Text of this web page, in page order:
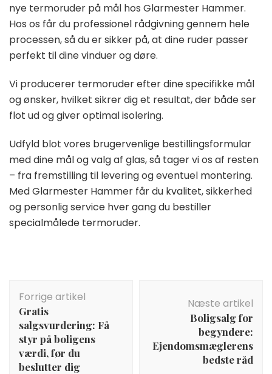
nye termoruder på mål hos Glarmester Hammer.
Hos os får du professionel rådgivning gennem hele
processen, så du er sikker på, at dine ruder passer
perfekt til dine vinduer og døre.
Vi producerer termoruder efter dine specifikke mål
og ønsker, hvilket sikrer dig et resultat, der både ser
flot ud og giver optimal isolering.
Udfyld blot vores brugervenlige bestillingsformular
med dine mål og valg af glas, så tager vi os af resten
– fra fremstilling til levering og eventuel montering.
Med Glarmester Hammer får du kvalitet, sikkerhed
og personlig service hver gang du bestiller
specialmålede termoruder.
Forrige artikel
Gratis
salgsvurdering: Få
styr på boligens
værdi, før du
beslutter dig
Næste artikel
Boligsalg for
begyndere:
Ejendomsmæglerens
bedste råd